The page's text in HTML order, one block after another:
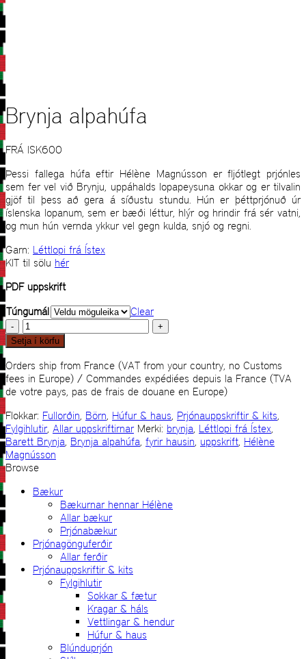
Brynja alpahúfa
FRÁ ISK600
Þessi fallega húfa eftir Hélène Magnússon er fljótlegt prjónles
sem fer vel við Brynju, uppáhalds lopapeysuna okkar og er tilvalin
gjöf til þess að gera á síðustu stundu. Hún er þéttprjónuð úr
íslenska lopanum, sem er bæði léttur, hlýr og hrindir frá sér vatni,
og mun hún vernda ykkur vel gegn kulda, snjó og regni.
Garn: Léttlopi frá Ístex
KIT til sölu hér
PDF uppskrift
Túngumál
Clear
Brynja
alpahúfa
quantity
Setja í körfu
Orders ship from France (VAT from your country, no Customs
fees in Europe) / Commandes expédiées depuis la France (TVA
de votre pays, pas de frais de douane en Europe)
Flokkar: Fullorðin, Börn, Húfur & haus, Prjónauppskriftir & kits,
Fylgihlutir, Allar uppskriftirnar Merki: brynja, Léttlopi frá Ístex,
Barett Brynja, Brynja alpahúfa, fyrir hausin, uppskrift, Hélène
Magnússon
Browse
Bækur
Bækurnar hennar Hélène
Allar bækur
Prjónabækur
Prjónagönguferðir
Allar ferðir
Prjónauppskriftir & kits
Fylgihlutir
Sokkar & fætur
Kragar & háls
Vettlingar & hendur
Húfur & haus
Blúnduprjón